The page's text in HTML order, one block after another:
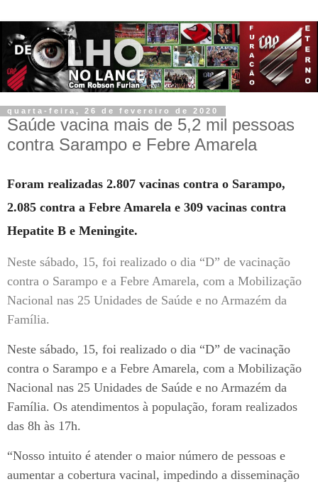
quarta-feira, 26 de fevereiro de 2020
Saúde vacina mais de 5,2 mil pessoas
contra Sarampo e Febre Amarela
Foram realizadas 2.807 vacinas contra o Sarampo,
2.085 contra a Febre Amarela e 309 vacinas contra
Hepatite B e Meningite.
Neste sábado, 15, foi realizado o dia “D” de vacinação
contra o Sarampo e a Febre Amarela, com a Mobilização
Nacional nas 25 Unidades de Saúde e no Armazém da
Família.
Neste sábado, 15, foi realizado o dia “D” de vacinação
contra o Sarampo e a Febre Amarela, com a Mobilização
Nacional nas 25 Unidades de Saúde e no Armazém da
Família. Os atendimentos à população, foram realizados
das 8h às 17h.
“Nosso intuito é atender o maior número de pessoas e
aumentar a cobertura vacinal, impedindo a disseminação